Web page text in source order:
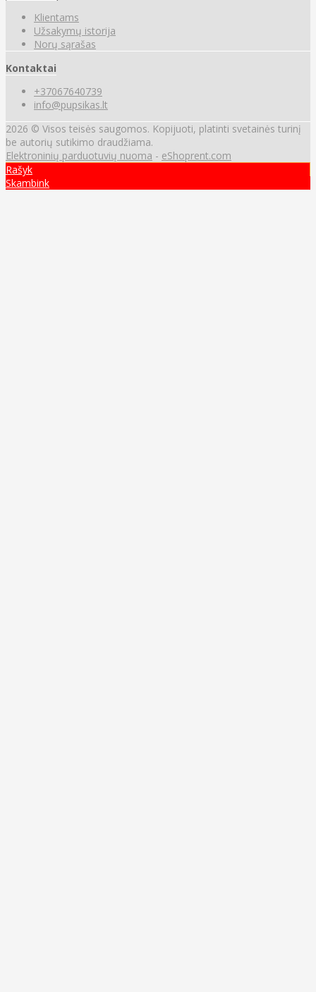
Klientams
Užsakymų istorija
Norų sąrašas
Kontaktai
+37067640739
info@pupsikas.lt
2026 © Visos teisės saugomos. Kopijuoti, platinti svetainės turinį
be autorių sutikimo draudžiama.
Elektroninių parduotuvių nuoma - eShoprent.com
Rašyk
Skambink